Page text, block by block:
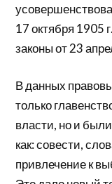
17 октября 1905
законы от 23
В данных
только
власти, но и
как: совести,
привлечение к